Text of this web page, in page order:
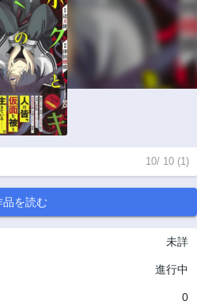
10/ 10 (1)
品を読む
未詳
進行中
0